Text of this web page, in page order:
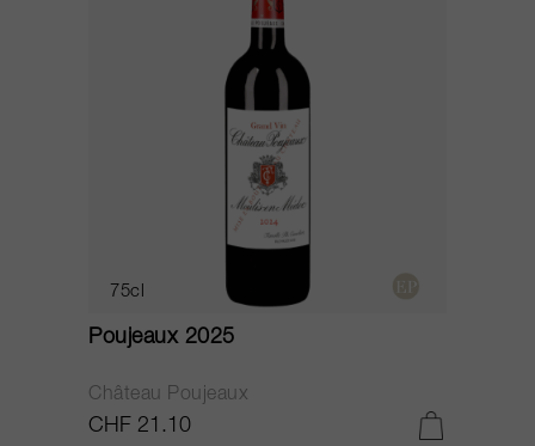
75cl
Poujeaux 2025
Château Poujeaux
CHF 21.10